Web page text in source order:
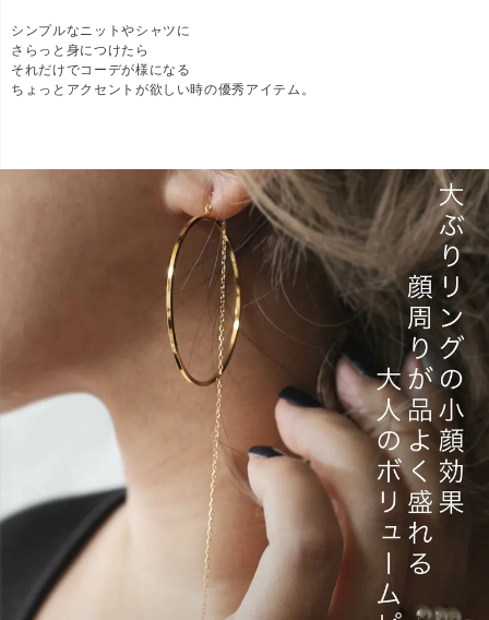
シンプルなニットやシャツに
さらっと身につけたら
それだけでコーデが様になる
ちょっとアクセントが欲しい時の優秀アイテム。